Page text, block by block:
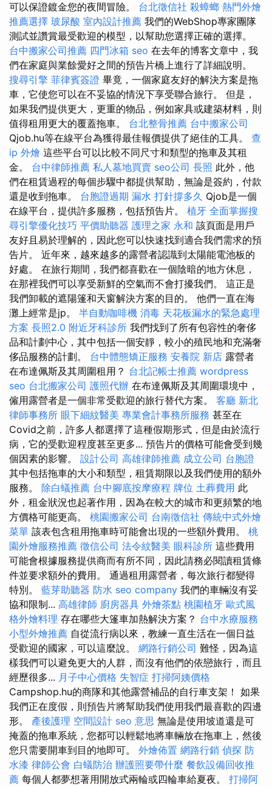
可以保證鍍金您的夜間冒險。 台北徵信社 殺蟑螂 熱門外燴
推薦選擇 玻尿酸 室內設計推薦 我們的WebShop專家團隊
測試並讚賞最受歡迎的模型，以幫助您選擇正確的選擇。
台中搬家公司推薦 四門冰箱 seo 在去年的博客文章中，我
們在家庭與業餘愛好之間的預告片橋上進行了詳細說明。
搜尋引擎 菲律賓簽證 畢竟，一個家庭友好的解決方案是拖
車，它使您可以在不妥協的情況下享受聯合旅行。 但是，
如果我們提供更大，更重的物品，例如家具或建築材料，則
值得租用更大的覆蓋拖車。 台北整骨推薦 台中搬家公司
Qjob.hu等在線平台為獲得最佳報價提供了絕佳的工具。 查
ip 外燴 這些平台可以比較不同尺寸和類型的拖車及其租
金。 台中律師推薦 私人墓地買賣 seo公司 長照 此外，他
們在租賃過程的每個步驟中都提供幫助，無論是簽約，付款
還是收到拖車。 台胞證過期 漏水 打針撐多久 Qjob是一個
在線平台，提供許多服務，包括預告片。 植牙 全面掌握搜
尋引擎優化技巧 平價助聽器 護理之家 永和 該頁面是用戶
友好且易於理解的，因此您可以快速找到適合我們需求的預
告片。 近年來，越來越多的露營者認識到太陽能電池板的
好處。 在旅行期間，我們都喜歡在一個陰暗的地方休息，
在那裡我們可以享受新鮮的空氣而不會打擾我們。 這正是
我們卸載的遮陽篷和天窗解決方案的目的。 他們一直在海
灘上經常是jp。 半自動咖啡機 消毒 天花板漏水的緊急處理
方案 長照2.0 附近牙科診所 我們找到了所有包容性的奢侈
品和計劃中心，其中包括一個安靜，較小的殖民地和充滿奢
侈品服務的計劃。 台中體態矯正服務 安養院 新店 露營者
在布達佩斯及其周圍租用？ 台北記帳士推薦 wordpress
seo 台北搬家公司 護照代辦 在布達佩斯及其周圍環境中，
僱用露營者是一個非常受歡迎的旅行替代方案。 客廳 新北
律師事務所 眼下細紋醫美 專業會計事務所服務 甚至在
Covid之前，許多人都選擇了這種假期形式，但是由於流行
病，它的受歡迎程度甚至更多... 預告片的價格可能會受到幾
個因素的影響。 設計公司 高雄律師推薦 成立公司 台胞證
其中包括拖車的大小和類型，租賃期限以及我們使用的額外
服務。 除白蟻推薦 台中腳底按摩療程 牌位 土葬費用 此
外，租金狀況也起著作用，因為在較大的城市和更頻繁的地
方價格可能更高。 桃園搬家公司 台南徵信社 傳統中式外燴
菜單 該表包含租用拖車時可能會出現的一些額外費用。 桃
園外燴服務推薦 徵信公司 法令紋醫美 眼科診所 這些費用
可能會根據服務提供商而有所不同，因此請務必閱讀租賃條
件並要求額外的費用。 通過租用露營者，每次旅行都變得
特別。 藍芽助聽器 防水 seo company 我們的車輛沒有妥
協和限制... 高雄律師 廚房器具 外燴茶點 桃園植牙 歐式風
格外燴料理 存在哪些大篷車加熱解決方案？ 台中水療服務
小型外燴推薦 自從流行病以來，教練一直生活在一個日益
受歡迎的國家，可以這麼說。 網路行銷公司 難怪，因為這
樣我們可以避免更大的人群，而沒有他們的依戀旅行，而且
經歷很多... 月子中心價格 失智症 打掃阿姨價格
Campshop.hu的商隊和其他露營補品的自行車支架！ 如果
我們正在度假，則預告片將幫助我們使用我們最喜歡的四邊
形。 產後護理 空間設計 seo 意思 無論是使用坡道還是可
掩蓋的拖車系統，您都可以輕鬆地將車輛放在拖車上，然後
您只需要開車到目的地即可。 外燴佈置 網路行銷 偵探 防
水漆 律師公會 白蟻防治 辦護照要帶什麼 餐飲設備回收推
薦 每個人都夢想著用開放式兩輪或四輪車給夏夜。 打掃阿